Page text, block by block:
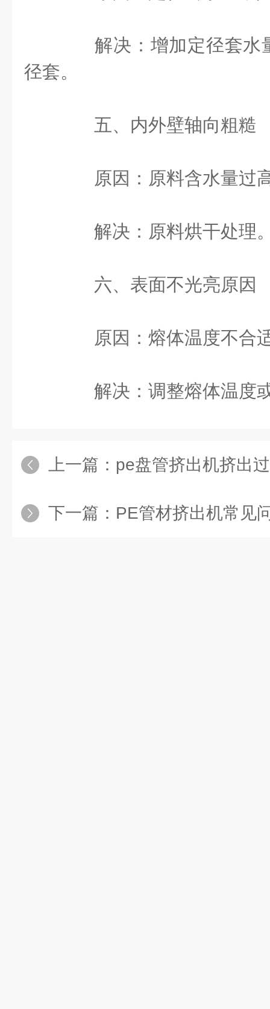
解决：增加定径套水
径套。
五、内外壁轴向粗糙
原因：原料含水量过
解决：原料烘干处理
六、表面不光亮原因
原因：熔体温度不合
解决：调整熔体温度
上一篇： pe盘管挤出机挤出过
下一篇： PE管材挤出机常见